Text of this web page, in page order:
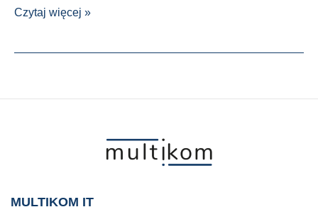
Intuicyjne
każdych
Czytaj więcej »
MULTIKOM IT